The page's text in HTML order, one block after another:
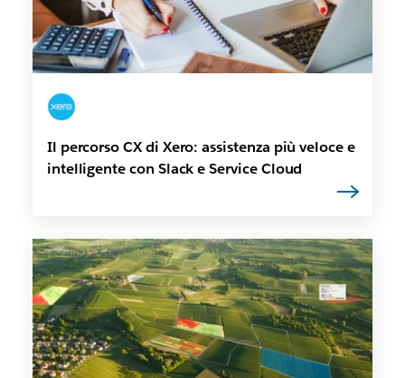
Il percorso CX di Xero: assistenza più veloce e
intelligente con Slack e Service Cloud